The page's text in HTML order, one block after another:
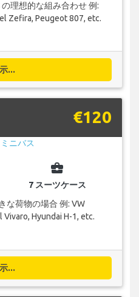
理想的な組み合わせ 例:
Zefira, Peugeot 807, etc.
...
€120
business_center
7 スーツケース
な荷物の場合 例: VW
Hyundai H-1, etc.
...